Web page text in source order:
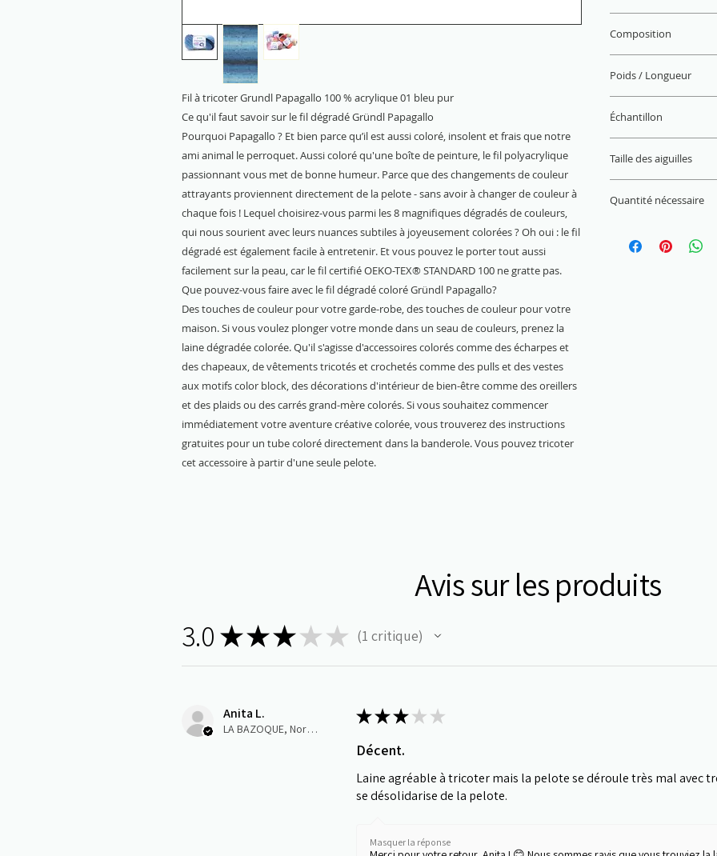
Fil à tricoter Grundl Papagallo 100 % acrylique 01 bleu pur
Ce qu'il faut savoir sur le fil dégradé Gründl Papagallo
Pourquoi Papagallo ? Et bien parce qu’il est aussi coloré, insolent et frais que notre
ami animal le perroquet. Aussi coloré qu'une boîte de peinture, le fil polyacrylique
passionnant vous met de bonne humeur. Parce que des changements de couleur
attrayants proviennent directement de la pelote - sans avoir à changer de couleur à
chaque fois ! Lequel choisirez-vous parmi les 8 magnifiques dégradés de couleurs,
qui nous sourient avec leurs nuances subtiles à joyeusement colorées ? Oh oui : le fil
dégradé est également facile à entretenir. Et vous pouvez le porter tout aussi
facilement sur la peau, car le fil certifié OEKO-TEX® STANDARD 100 ne gratte pas.
Que pouvez-vous faire avec le fil dégradé coloré Gründl Papagallo?
Des touches de couleur pour votre garde-robe, des touches de couleur pour votre
maison. Si vous voulez plonger votre monde dans un seau de couleurs, prenez la
laine dégradée colorée. Qu'il s'agisse d'accessoires colorés comme des écharpes et
des chapeaux, de vêtements tricotés et crochetés comme des pulls et des vestes
aux motifs color block, des décorations d'intérieur de bien-être comme des oreillers
et des plaids ou des carrés grand-mère colorés. Si vous souhaitez commencer
immédiatement votre aventure créative colorée, vous trouverez des instructions
gratuites pour un tube coloré directement dans la banderole. Vous pouvez tricoter
cet accessoire à partir d'une seule pelote.
Composition
Poids / Longueur
Échantillon
Taille des aiguilles
Quantité nécessaire
Avis sur les produits
3.0 ★★★ ★ ★ 1 critique
Anita L.
LA BAZOQUE, Normandie
★★★ ★ ★
Décent.
Laine agréable à tricoter mais la pelote se déroule très mal avec
se désolidarise de la pelote.
Masquer la réponse